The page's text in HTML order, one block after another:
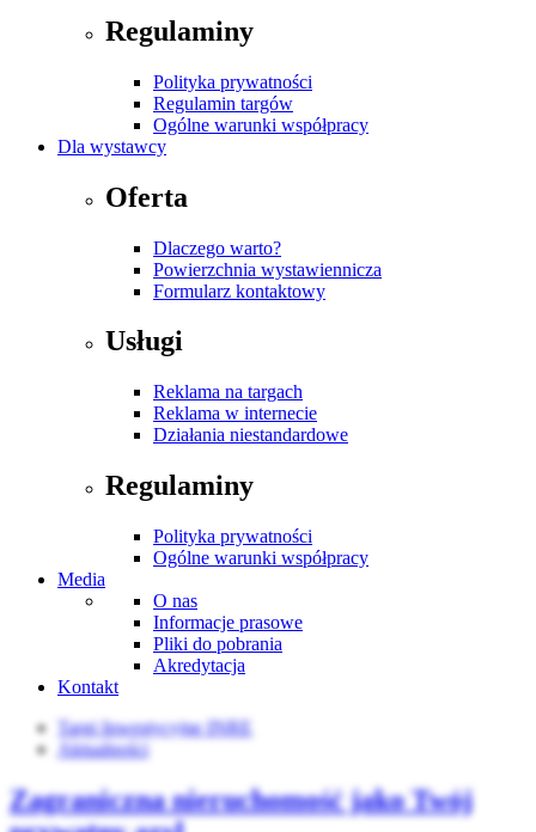
Regulaminy
Polityka prywatności
Regulamin targów
Ogólne warunki współpracy
Dla wystawcy
Oferta
Dlaczego warto?
Powierzchnia wystawiennicza
Formularz kontaktowy
Usługi
Reklama na targach
Reklama w internecie
Działania niestandardowe
Regulaminy
Polityka prywatności
Ogólne warunki współpracy
Media
O nas
Informacje prasowe
Pliki do pobrania
Akredytacja
Kontakt
Targi Inwestycyjne INRE
Aktualności
Zagraniczna nieruchomość jako Twój